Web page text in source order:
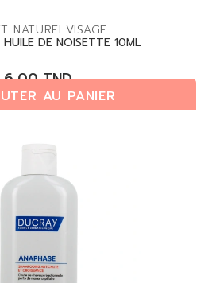
NATURELVISAGE
DE NOISETTE 10ML
6,00TND
(0,0/5)| 0 avis
AU PANIER